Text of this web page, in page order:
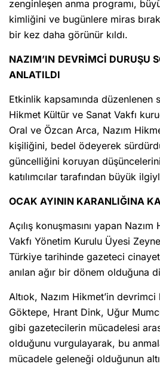
zenginleşen anma programı,
kimliğini ve bugünlere miras
bir kez daha görünür kıldı.
NAZIM’IN DEVRİMCİ DURUŞU
ANLATILDI
Etkinlik kapsamında düzenlenen
Hikmet Kültür ve Sanat Vakfı
Oral ve Özcan Arca, Nazım
kişiliğini, bedel ödeyerek
güncelliğini koruyan
katılımcılar tarafından büyük
OCAK AYININ KARANLIĞINA
Açılış konuşmasını yapan
Vakfı Yönetim Kurulu Üyesi
Türkiye tarihinde gazeteci
anılan ağır bir dönem olduğuna
Altıok, Nazım Hikmet’in
Göktepe, Hrant Dink, Uğur
gibi gazetecilerin mücadelesi
olduğunu vurgulayarak, bu
mücadele geleneği olduğunun